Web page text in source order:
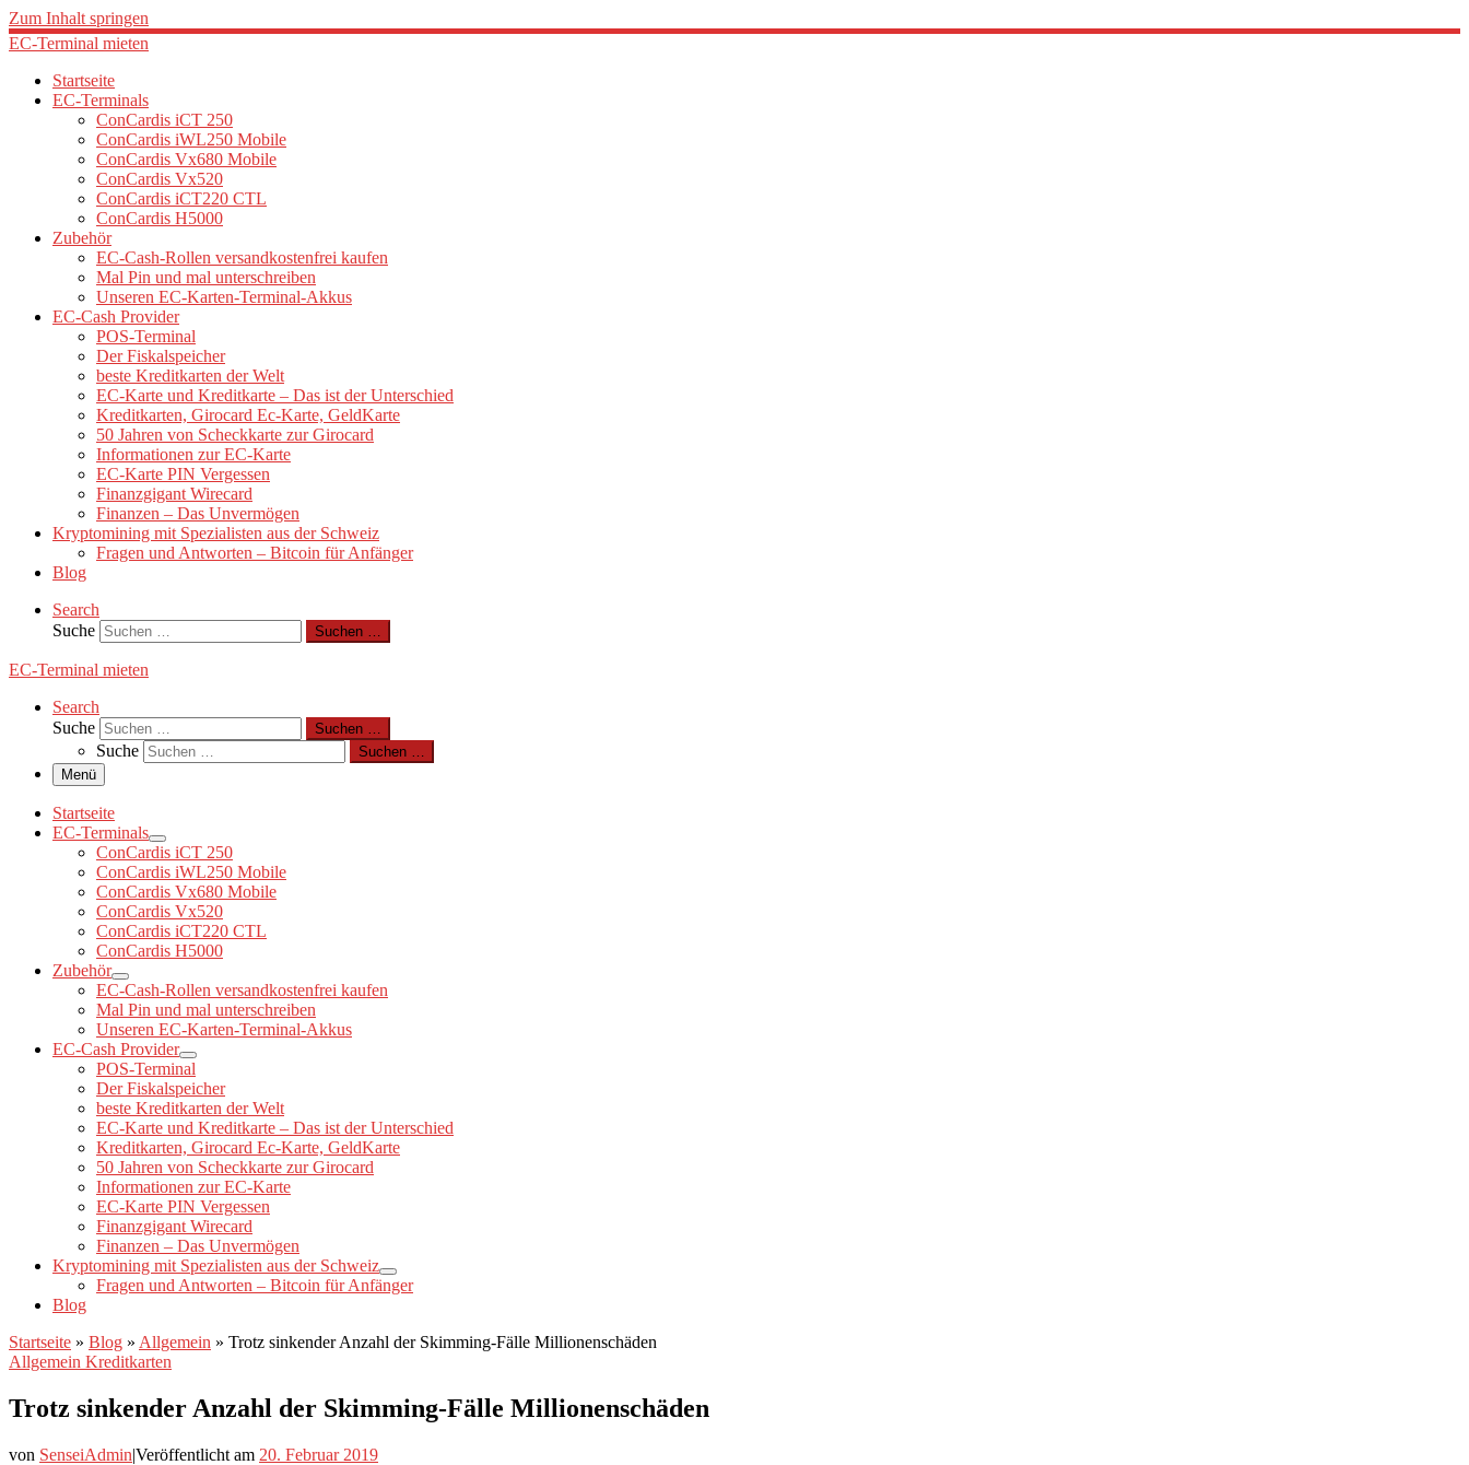
Zum Inhalt springen
EC-Terminal mieten
Startseite
EC-Terminals
ConCardis iCT 250
ConCardis iWL250 Mobile
ConCardis Vx680 Mobile
ConCardis Vx520
ConCardis iCT220 CTL
ConCardis H5000
Zubehör
EC-Cash-Rollen versandkostenfrei kaufen
Mal Pin und mal unterschreiben
Unseren EC-Karten-Terminal-Akkus
EC-Cash Provider
POS-Terminal
Der Fiskalspeicher
beste Kreditkarten der Welt
EC-Karte und Kreditkarte – Das ist der Unterschied
Kreditkarten, Girocard Ec-Karte, GeldKarte
50 Jahren von Scheckkarte zur Girocard
Informationen zur EC-Karte
EC-Karte PIN Vergessen
Finanzgigant Wirecard
Finanzen – Das Unvermögen
Kryptomining mit Spezialisten aus der Schweiz
Fragen und Antworten – Bitcoin für Anfänger
Blog
Search
Suche
Suchen …
EC-Terminal mieten
Search
Suche
Suchen …
Suche
Suchen …
Menü
Startseite
EC-Terminals
ConCardis iCT 250
ConCardis iWL250 Mobile
ConCardis Vx680 Mobile
ConCardis Vx520
ConCardis iCT220 CTL
ConCardis H5000
Zubehör
EC-Cash-Rollen versandkostenfrei kaufen
Mal Pin und mal unterschreiben
Unseren EC-Karten-Terminal-Akkus
EC-Cash Provider
POS-Terminal
Der Fiskalspeicher
beste Kreditkarten der Welt
EC-Karte und Kreditkarte – Das ist der Unterschied
Kreditkarten, Girocard Ec-Karte, GeldKarte
50 Jahren von Scheckkarte zur Girocard
Informationen zur EC-Karte
EC-Karte PIN Vergessen
Finanzgigant Wirecard
Finanzen – Das Unvermögen
Kryptomining mit Spezialisten aus der Schweiz
Fragen und Antworten – Bitcoin für Anfänger
Blog
Startseite » Blog » Allgemein » Trotz sinkender Anzahl der Skimming-Fälle Millionenschäden
Allgemein Kreditkarten
Trotz sinkender Anzahl der Skimming-Fälle Millionenschäden
von SenseiAdmin|Veröffentlicht am 20. Februar 2019